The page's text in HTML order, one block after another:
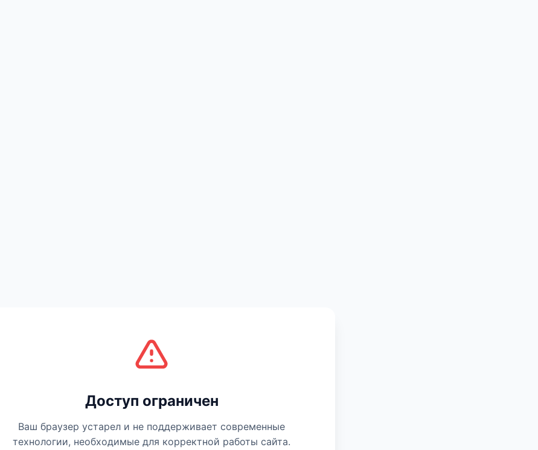
Доступ ограничен
Ваш браузер устарел и не поддерживает современные
технологии, необходимые для корректной работы сайта.